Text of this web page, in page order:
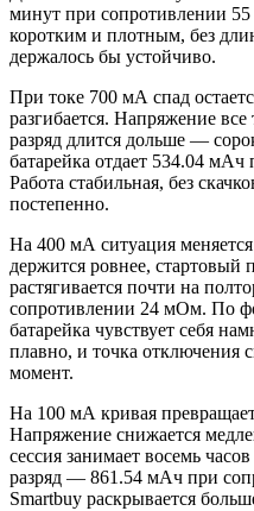
минут при сопротивлении
коротким и плотным, без
держалось бы устойчиво.
При токе 700 мА спад
разгибается. Напряжение
разряд длится дольше —
батарейка отдает 534.04
Работа стабильная, без
постепенно.
На 400 мА ситуация
держится ровнее, стартовый
растягивается почти на
сопротивлении 24 мОм. По
батарейка чувствует себя
плавно, и точка отключения
момент.
На 100 мА кривая
Напряжение снижается
сессия занимает восемь
разряд — 861.54 мАч при
Smartbuy раскрывается